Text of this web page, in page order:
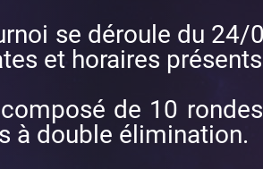
se déroule du
et horaires
de 10
à double élimination.